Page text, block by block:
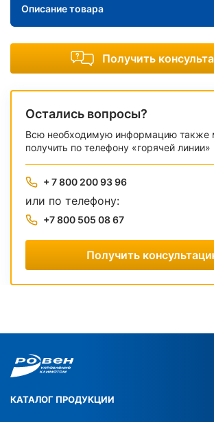
Описание товара
Получить
Остались вопросы?
Всю необходимую информацию также
получить по телефону «горячей линии»
+ 7 800 200 93 96
или по телефону:
+7 800 505 08 67
Получить
КАТАЛОГ ПРОДУКЦИИ